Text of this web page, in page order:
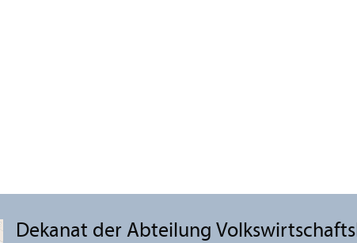
Dekanat der Abteilung